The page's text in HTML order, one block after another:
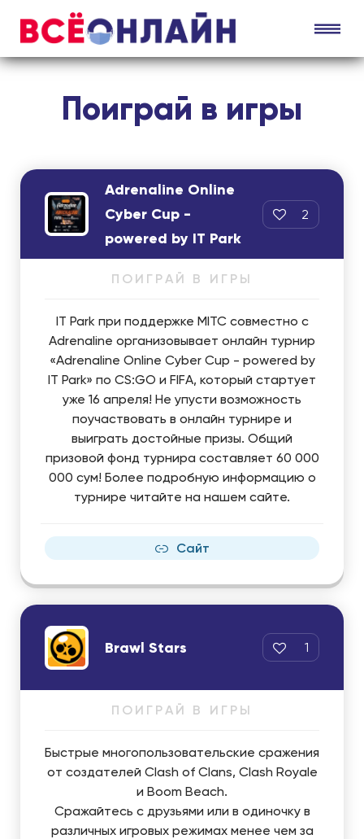
Поиграй в игры
Adrenaline Online
Cyber Cup -
powered by IT Park
2
ПОИГРАЙ В ИГРЫ
IT Park при поддержке MITC совместно с
Adrenaline организовывает онлайн турнир
«Adrenaline Online Cyber Cup - powered by
IT Park» по CS:GO и FIFA, который стартует
уже 16 апреля! Не упусти возможность
поучаствовать в онлайн турнире и
выиграть достойные призы. Общий
призовой фонд турнира составляет 60 000
000 сум! Более подробную информацию о
турнире читайте на нашем сайте.
Сайт
Brawl Stars 1
ПОИГРАЙ В ИГРЫ
Быстрые многопользовательские сражения
от создателей Clash of Clans, Clash Royale
и Boom Beach.
Сражайтесь с друзьями или в одиночку в
различных игровых режимах менее чем за